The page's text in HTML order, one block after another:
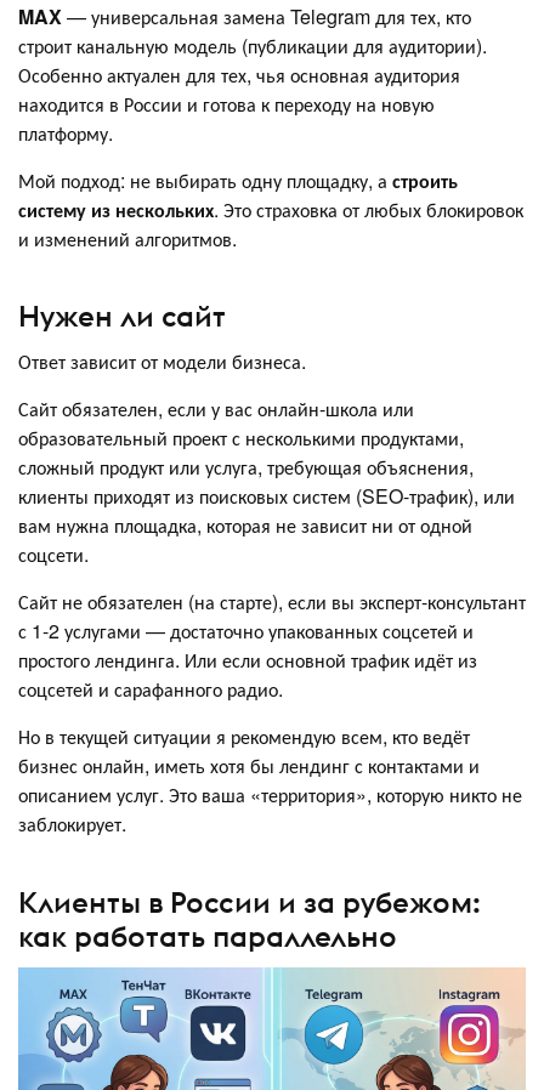
MAX — универсальная замена Telegram для тех, кто
строит канальную модель (публикации для аудитории).
Особенно актуален для тех, чья основная аудитория
находится в России и готова к переходу на новую
платформу.
Мой подход: не выбирать одну площадку, а строить
систему из нескольких. Это страховка от любых блокировок
и изменений алгоритмов.
Нужен ли сайт
Ответ зависит от модели бизнеса.
Сайт обязателен, если у вас онлайн-школа или
образовательный проект с несколькими продуктами,
сложный продукт или услуга, требующая объяснения,
клиенты приходят из поисковых систем (SEO-трафик), или
вам нужна площадка, которая не зависит ни от одной
соцсети.
Сайт не обязателен (на старте), если вы эксперт-консультант
с 1-2 услугами — достаточно упакованных соцсетей и
простого лендинга. Или если основной трафик идёт из
соцсетей и сарафанного радио.
Но в текущей ситуации я рекомендую всем, кто ведёт
бизнес онлайн, иметь хотя бы лендинг с контактами и
описанием услуг. Это ваша «территория», которую никто не
заблокирует.
Клиенты в России и за рубежом:
как работать параллельно